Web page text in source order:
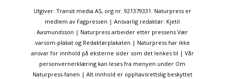
Utgiver: Transit media AS, org.nr. 921379331. Naturpress er
medlem av Fagpressen | Ansvarlig redaktør: Kjetil
Aasmundsson | Naturpress arbeider etter pressens Vær
varsom-plakat og Redaktørplakaten | Naturpress har ikke
ansvar for innhold på eksterne sider som det lenkes til | Vår
personvernerklæring kan leses fra menyen under Om
Naturpress-fanen | Alt innhold er opphavsrettslig beskyttet